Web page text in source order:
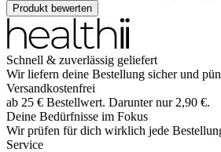
Produkt bewerten
Schnell & zuverlässig geliefert
Wir liefern deine Bestellung sicher und
Versandkostenfrei
ab 25 € Bestellwert. Darunter nur 2,90 €.
Deine Bedürfnisse im Fokus
Wir prüfen für dich wirklich jede
Service